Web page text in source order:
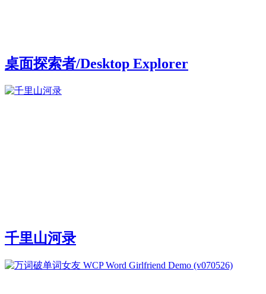
桌面探索者/Desktop Explorer
千里山河录